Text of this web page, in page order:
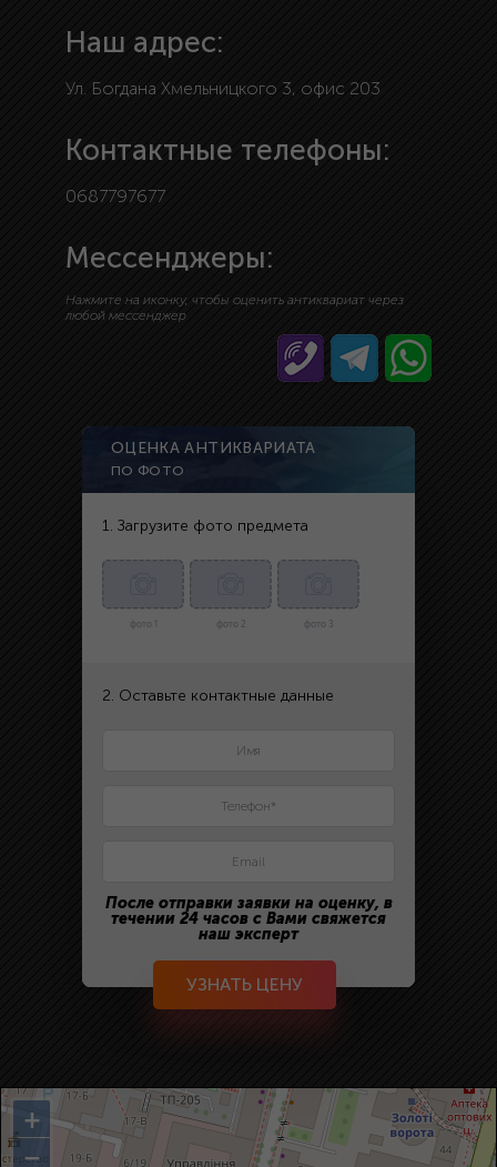
Наш адрес:
Ул. Богдана Хмельницкого 3, офис 203
Контактные телефоны:
0687797677
Мессенджеры:
Нажмите на иконку, чтобы оценить антиквариат через
любой мессенджер
ОЦЕНКА АНТИКВАРИАТА
ПО ФОТО
1. Загрузите фото предмета
фото 1 фото 2 фото 3
2. Оставьте контактные данные
После отправки заявки на оценку, в
течении 24 часов с Вами свяжется
наш эксперт
УЗНАТЬ ЦЕНУ
+
−